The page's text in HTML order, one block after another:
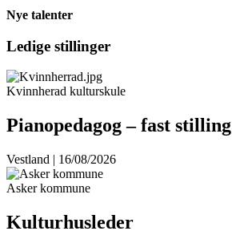
Nye talenter
Ledige stillinger
Kvinnherad kulturskule
Pianopedagog – fast stilling
Vestland | 16/08/2026
Asker kommune
Kulturhusleder